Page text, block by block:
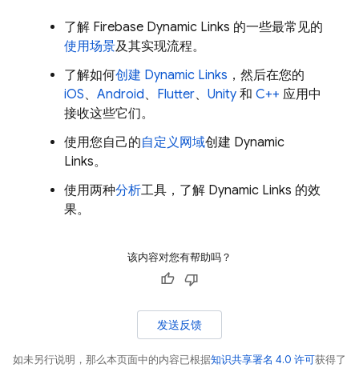
了解 Firebase Dynamic Links 的一些最常见的
使用场景及其实现流程。
了解如何创建 Dynamic Links ，然后在您的
iOS、 Android、 Flutter、 Unity 和 C++ 应用中
接收这些它们。
使用您自己的自定义网域创建 Dynamic
Links。
使用两种分析工具，了解 Dynamic Links 的效
果。
该内容对您有帮助吗？
发送反馈
如未另行说明，那么本页面中的内容已根据知识共享署名 4.0 许可获得了